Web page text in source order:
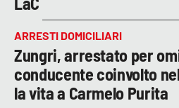
ARRESTI DOMICILIARI
Zungri, arrestato per
conducente coinvolto
la vita a Carmelo Purita